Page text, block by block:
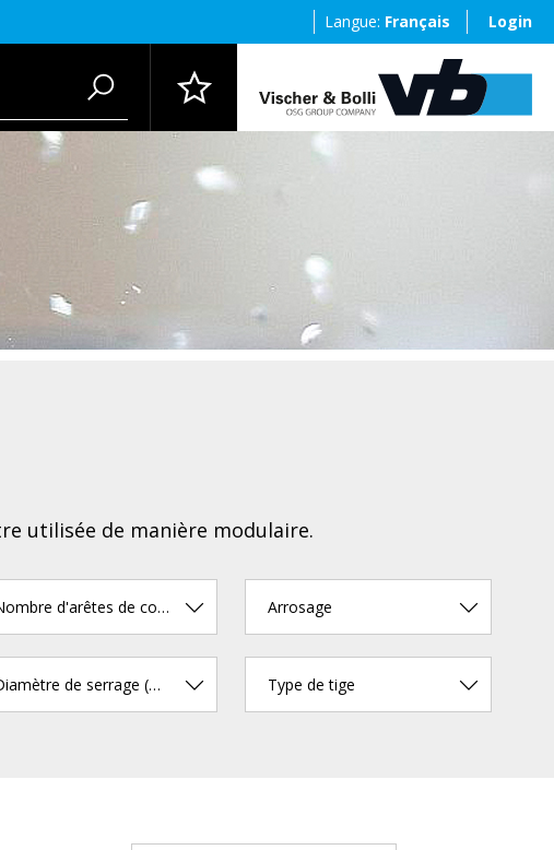
Langue: Français Login
utilisée de manière modulaire.
Nombre d'arêtes de coupe Arrosage
Diamètre de serrage (mm) Type de tige